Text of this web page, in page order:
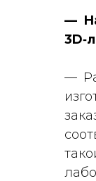
—
—